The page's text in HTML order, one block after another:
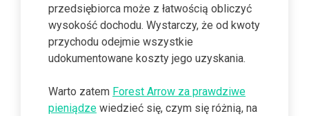
przedsiębiorca może z łatwością obliczyć
wysokość dochodu. Wystarczy, że od kwoty
przychodu odejmie wszystkie
udokumentowane koszty jego uzyskania.
Warto zatem Forest Arrow za prawdziwe
pieniądze wiedzieć się, czym się różnią, na